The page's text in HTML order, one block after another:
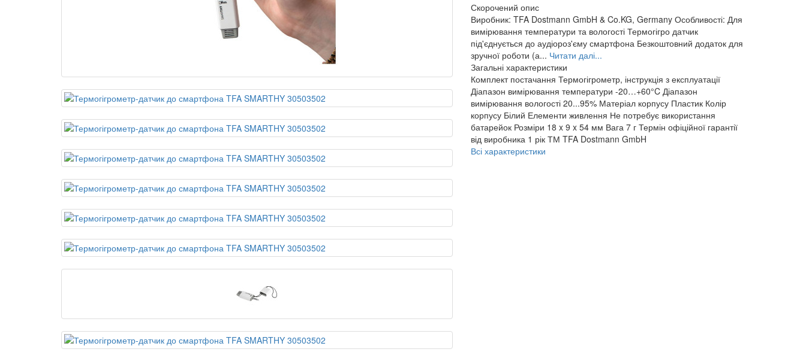
Скорочений опис
Виробник: TFA Dostmann GmbH & Co.KG, Germany Особливості: Для
вимірювання температури та вологості Термогігро датчик
під'єднується до аудіороз'єму смартфона Безкоштовний додаток для
зручної роботи (а... Читати далі...
Загальні характеристики
Комплект постачання Термогігрометр, інструкція з експлуатації
Діапазон вимірювання температури -20…+60°C Діапазон
вимірювання вологості 20...95% Матеріал корпусу Пластик Колір
корпусу Білий Елементи живлення Не потребує використання
батарейок Розміри 18 x 9 x 54 мм Вага 7 г Термін офіційної гарантії
від виробника 1 рік ТМ TFA Dostmann GmbH
Всі характеристики